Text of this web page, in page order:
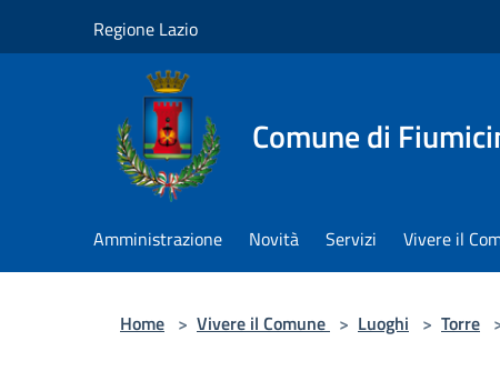
Regione Lazio
Comune di
Amministrazione Novità Servizi Vivere il
Home > Vivere il Comune > Luoghi > Torre